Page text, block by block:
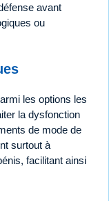
avant
ou
les options les
la dysfonction
de mode de
surtout à
facilitant ainsi